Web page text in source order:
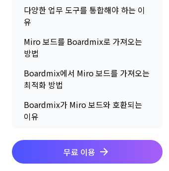
다양한 업무 도구를 통합해야 하는 이
유
Miro 보드를 Boardmix로 가져오는
방법
Boardmix에서 Miro 보드를 가져오는
최적화 방법
Boardmix가 Miro 보드와 호환되는
이유
무료 이용